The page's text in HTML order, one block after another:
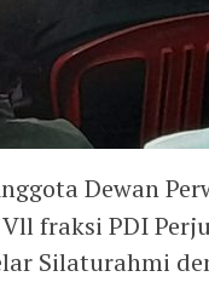
Dewan
Vll fraksi PDI
Silaturahmi